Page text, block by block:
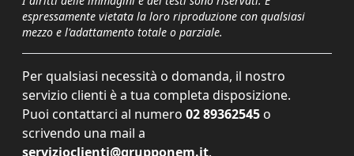
espressamente vietata la loro riproduzione con qualsiasi
mezzo e l'adattamento totale o parziale.
Per qualsiasi necessità o domanda, il nostro
servizio clienti è a tua completa disposizione.
Puoi contattarci al numero 02 89362545 o
scrivendo una mail a
servizioclienti@grupponem.it.